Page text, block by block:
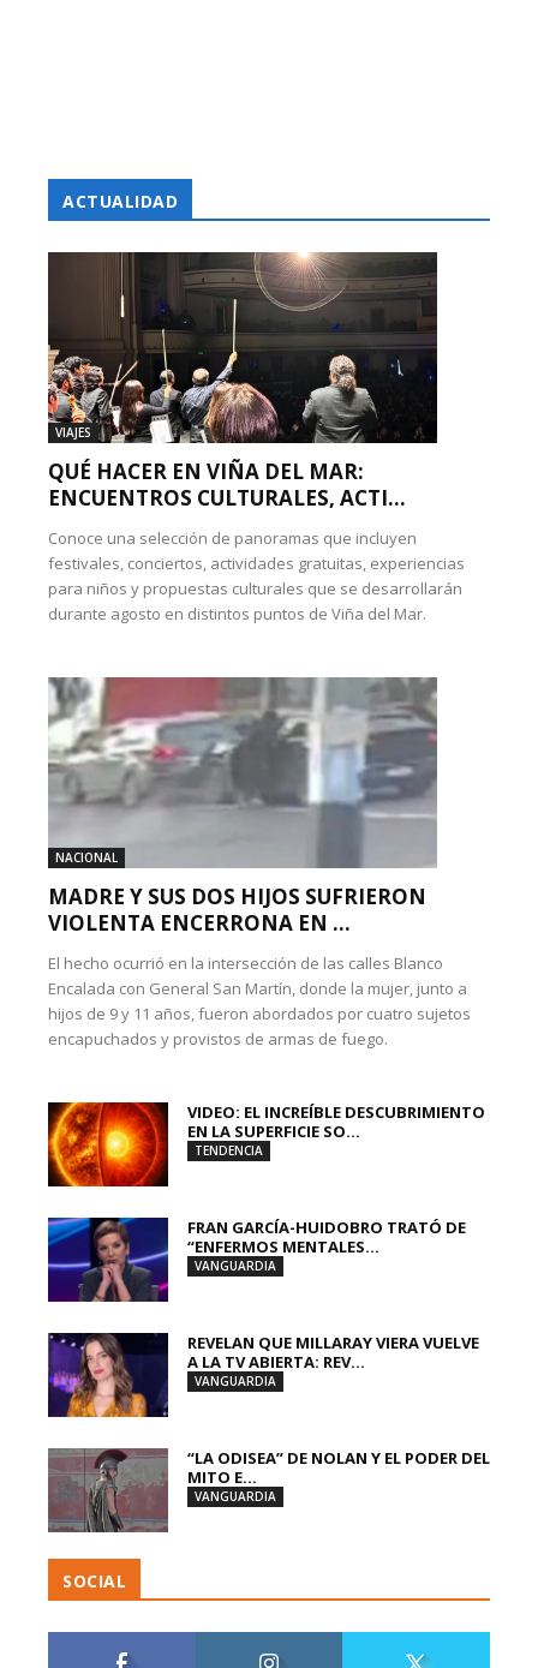
ACTUALIDAD
VIAJES
QUÉ HACER EN VIÑA DEL MAR:
ENCUENTROS CULTURALES, ACTI...
Conoce una selección de panoramas que incluyen
festivales, conciertos, actividades gratuitas, experiencias
para niños y propuestas culturales que se desarrollarán
durante agosto en distintos puntos de Viña del Mar.
NACIONAL
MADRE Y SUS DOS HIJOS SUFRIERON
VIOLENTA ENCERRONA EN ...
El hecho ocurrió en la intersección de las calles Blanco
Encalada con General San Martín, donde la mujer, junto a
hijos de 9 y 11 años, fueron abordados por cuatro sujetos
encapuchados y provistos de armas de fuego.
VIDEO: EL INCREÍBLE DESCUBRIMIENTO
EN LA SUPERFICIE SO...
TENDENCIA
FRAN GARCÍA-HUIDOBRO TRATÓ DE
“ENFERMOS MENTALES...
VANGUARDIA
REVELAN QUE MILLARAY VIERA VUELVE
A LA TV ABIERTA: REV...
VANGUARDIA
“LA ODISEA” DE NOLAN Y EL PODER DEL
MITO E...
VANGUARDIA
SOCIAL